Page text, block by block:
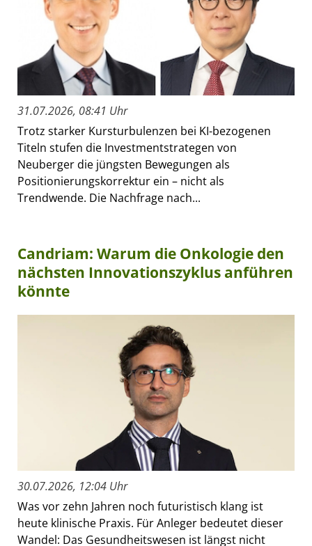
31.07.2026, 08:41 Uhr
Trotz starker Kursturbulenzen bei KI-bezogenen
Titeln stufen die Investmentstrategen von
Neuberger die jüngsten Bewegungen als
Positionierungskorrektur ein – nicht als
Trendwende. Die Nachfrage nach...
Candriam: Warum die Onkologie den
nächsten Innovationszyklus anführen
könnte
30.07.2026, 12:04 Uhr
Was vor zehn Jahren noch futuristisch klang ist
heute klinische Praxis. Für Anleger bedeutet dieser
Wandel: Das Gesundheitswesen ist längst nicht